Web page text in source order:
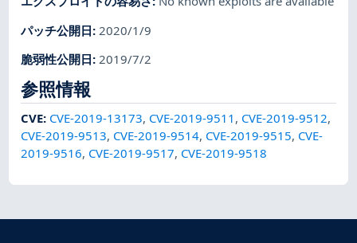
パッチ公開日: 2020/1/9
脆弱性公開日: 2019/7/2
参照情報
CVE: CVE-2019-13173, CVE-2019-9511 , CVE-2019-9512,
CVE-2019-9513, CVE-2019-9514, CVE-2019-9515, CVE-
2019-9516, CVE-2019-9517, CVE-2019-9518